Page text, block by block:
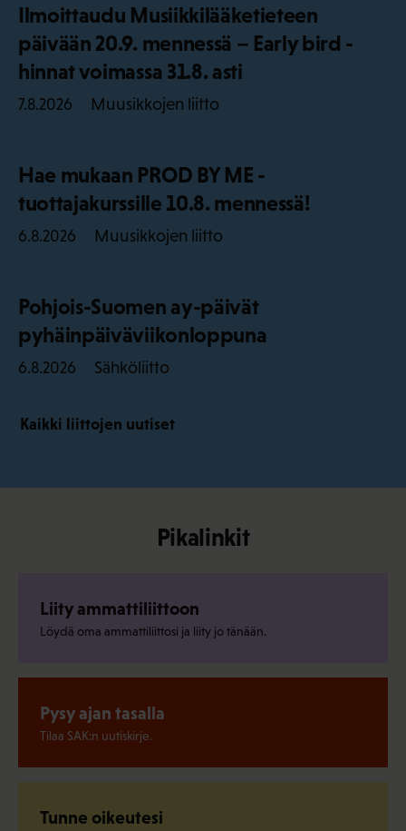
Ilmoittaudu Musiikkilääketieteen
päivään 20.9. mennessä – Early bird -
hinnat voimassa 31.8. asti
7.8.2026 Muusikkojen liitto
Hae mukaan PROD BY ME -
tuottajakurssille 10.8. mennessä!
6.8.2026 Muusikkojen liitto
Pohjois-Suomen ay-päivät
pyhäinpäiväviikonloppuna
6.8.2026 Sähköliitto
Kaikki liittojen uutiset
Pikalinkit
Liity ammattiliittoon
Löydä oma ammattiliittosi ja liity jo tänään.
Pysy ajan tasalla
Tilaa SAK:n uutiskirje.
Tunne oikeutesi